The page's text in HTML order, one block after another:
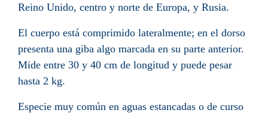
Reino Unido, centro y norte de Europa, y Rusia.
El cuerpo está comprimido lateralmente; en el dorso
presenta una giba algo marcada en su parte anterior.
Mide entre 30 y 40 cm de longitud y puede pesar
hasta 2 kg.
Especie muy común en aguas estancadas o de curso